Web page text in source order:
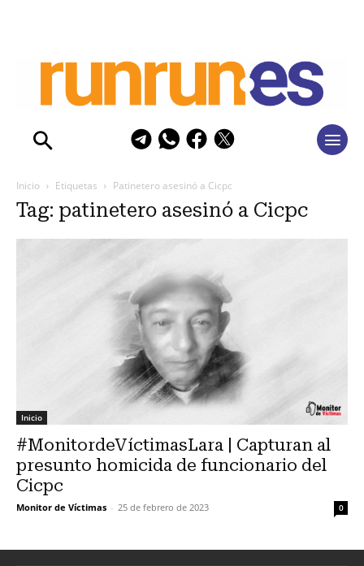
Inicio Etiquetas Patinetero asesinó a Cicpc
Tag: patinetero asesinó a Cicpc
Inicio
#MonitordeVíctimasLara | Capturan al
presunto homicida de funcionario del
Cicpc
Monitor de Víctimas - 25 de febrero de 2023 0